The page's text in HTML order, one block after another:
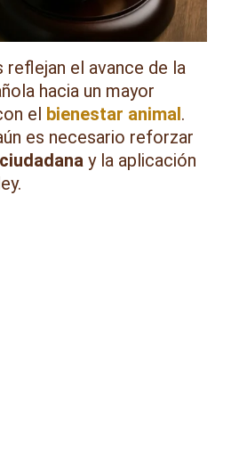
reflejan el avance de la
hacia un mayor
el bienestar animal.
es necesario reforzar
y la aplicación